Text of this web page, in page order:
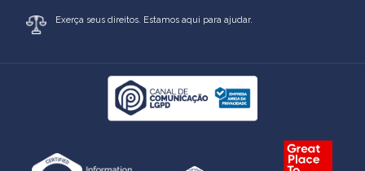
Exerça seus direitos. Estamos aqui para ajudar.